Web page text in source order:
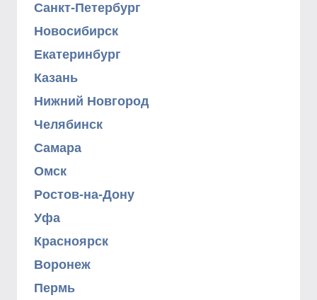
Санкт-Петербург
Новосибирск
Екатеринбург
Казань
Нижний Новгород
Челябинск
Самара
Омск
Ростов-на-Дону
Уфа
Красноярск
Воронеж
Пермь